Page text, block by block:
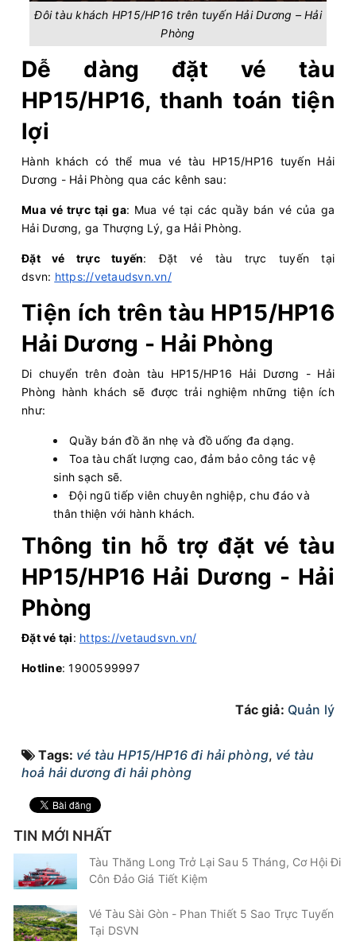
Đôi tàu khách HP15/HP16 trên tuyến Hải Dương – Hải
Phòng
Dễ dàng đặt vé tàu
HP15/HP16, thanh toán tiện
lợi
Hành khách có thể mua vé tàu HP15/HP16 tuyến Hải
Dương - Hải Phòng qua các kênh sau:
Mua vé trực tại ga: Mua vé tại các quầy bán vé của ga
Hải Dương, ga Thượng Lý, ga Hải Phòng.
Đặt vé trực tuyến: Đặt vé tàu trực tuyến tại
dsvn: https://vetaudsvn.vn/
Tiện ích trên tàu HP15/HP16
Hải Dương - Hải Phòng
Di chuyển trên đoàn tàu HP15/HP16 Hải Dương - Hải
Phòng hành khách sẽ được trải nghiệm những tiện ích
như:
Quầy bán đồ ăn nhẹ và đồ uống đa dạng.
Toa tàu chất lượng cao, đảm bảo công tác vệ
sinh sạch sẽ.
Đội ngũ tiếp viên chuyên nghiệp, chu đáo và
thân thiện với hành khách.
Thông tin hỗ trợ đặt vé tàu
HP15/HP16 Hải Dương - Hải
Phòng
Đặt vé tại: https://vetaudsvn.vn/
Hotline: 1900599997
Tác giả: Quản lý
Tags: vé tàu HP15/HP16 đi hải phòng, vé tàu
hoả hải dương đi hải phòng
TIN MỚI NHẤT
Tàu Thăng Long Trở Lại Sau 5 Tháng, Cơ Hội Đi
Côn Đảo Giá Tiết Kiệm
Vé Tàu Sài Gòn - Phan Thiết 5 Sao Trực Tuyến
Tại DSVN